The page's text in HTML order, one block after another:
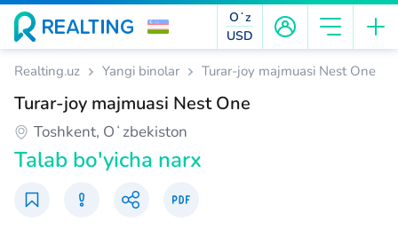
Oʻz
USD
Realting.uz Yangi binolar Turar-joy majmuasi Nest One
Turar-joy majmuasi Nest One
Toshkent, Oʻzbekiston
Talab bo'yicha narx